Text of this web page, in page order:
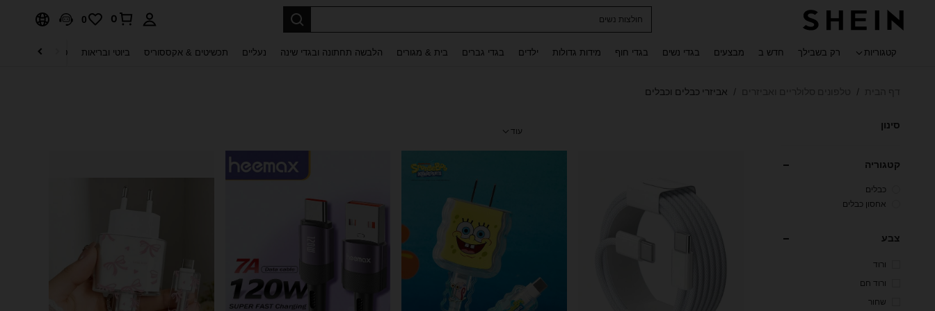
חולצות נשים
0
0
קטגוריות רק בשבילך חדש ב מבצעים בגדי נשים בגדי חוף מידות גדולות ילדים בגדי גברים בית & מגורים הלבשה תחתונה ובגדי שינה נעליים תכשיטים & אקססוריס ביוטי ובריאות טקסטיל לבית
/
/ אביזרי כבלים וכבלים
סינון
קטגוריה
כבלים
אחסון כבלים
צבע
ורוד
ורוד חם
שחור
עוד